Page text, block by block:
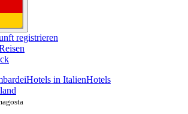
registrieren
Hotels in ItalienHotels